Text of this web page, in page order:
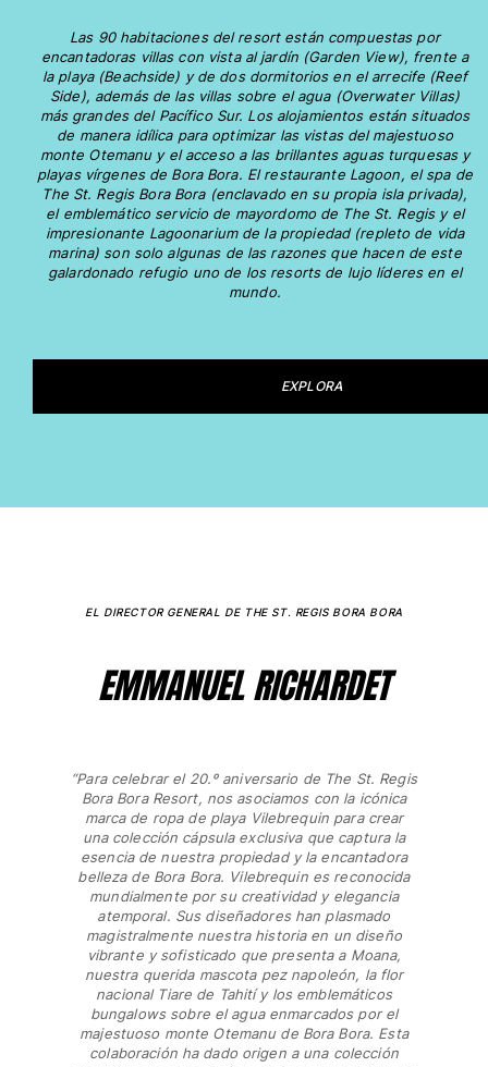
Entrega
Preguntas más frecuentes
Buscar una tienda
Contáctanos
Rastrear mi pedido
Mi cuenta
Las 90 habitaciones del resort están compuestas por
encantadoras villas con vista al jardín (Garden View), frente a
la playa (Beachside) y de dos dormitorios en el arrecife (Reef
Side), además de las villas sobre el agua (Overwater Villas)
más grandes del Pacífico Sur. Los alojamientos están situados
de manera idílica para optimizar las vistas del majestuoso
monte Otemanu y el acceso a las brillantes aguas turquesas y
playas vírgenes de Bora Bora. El restaurante Lagoon, el spa de
The St. Regis Bora Bora (enclavado en su propia isla privada),
el emblemático servicio de mayordomo de The St. Regis y el
impresionante Lagoonarium de la propiedad (repleto de vida
marina) son solo algunas de las razones que hacen de este
galardonado refugio uno de los resorts de lujo líderes en el
mundo.
EXPLORA
EL DIRECTOR GENERAL DE THE ST. REGIS BORA BORA
EMMANUEL RICHARDET
“Para celebrar el 20.º aniversario de The St. Regis
Bora Bora Resort, nos asociamos con la icónica
marca de ropa de playa Vilebrequin para crear
una colección cápsula exclusiva que captura la
esencia de nuestra propiedad y la encantadora
belleza de Bora Bora. Vilebrequin es reconocida
mundialmente por su creatividad y elegancia
atemporal. Sus diseñadores han plasmado
magistralmente nuestra historia en un diseño
vibrante y sofisticado que presenta a Moana,
nuestra querida mascota pez napoleón, la flor
nacional Tiare de Tahití y los emblemáticos
bungalows sobre el agua enmarcados por el
majestuoso monte Otemanu de Bora Bora. Esta
colaboración ha dado origen a una colección